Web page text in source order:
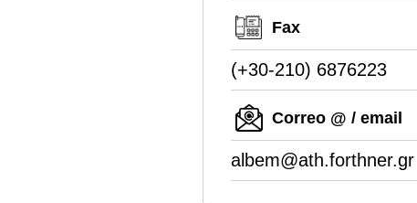
Fax
(+30-210) 6876223
Correo @ / email
albem@ath.forthner.gr